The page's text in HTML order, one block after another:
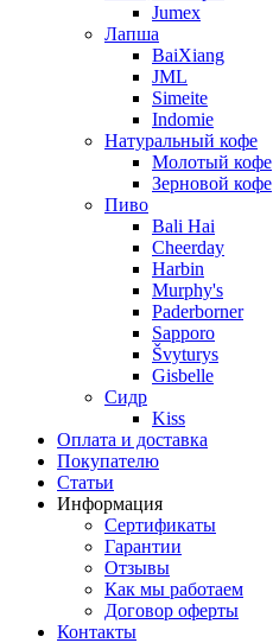
Jumex
Лапша
BaiXiang
JML
Simeite
Indomie
Натуральный кофе
Молотый кофе
Зерновой кофе
Пиво
Bali Hai
Cheerday
Harbin
Murphy's
Paderborner
Sapporo
Švyturys
Gisbelle
Сидр
Kiss
Оплата и доставка
Покупателю
Статьи
Информация
Сертификаты
Гарантии
Отзывы
Как мы работаем
Договор оферты
Контакты